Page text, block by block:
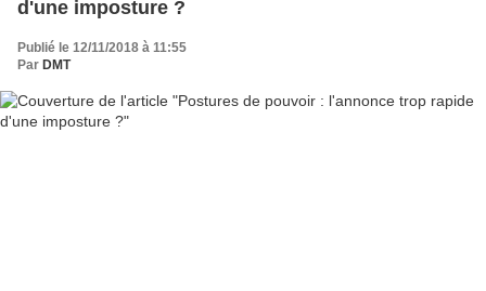
d'une imposture ?
Publié le 12/11/2018 à 11:55
Par DMT